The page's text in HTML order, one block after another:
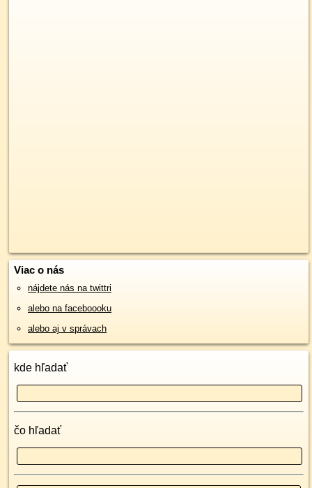
Viac o nás
nájdete nás na twittri
alebo na faceboooku
alebo aj v správach
kde hľadať
čo hľadať